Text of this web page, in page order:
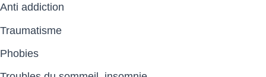
Anti addiction
Traumatisme
Phobies